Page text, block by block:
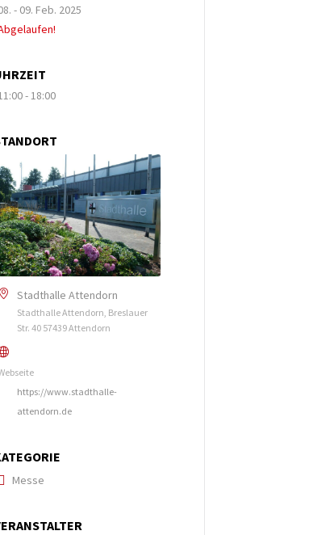
- 09. Feb. 2025
- 18:00
Stadthalle Attendorn
Stadthalle Attendorn, Breslauer
Str. 40 57439 Attendorn
https://www.stadthalle-
attendorn.de
Messe